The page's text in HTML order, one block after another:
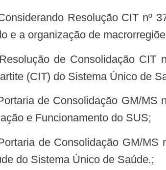
e a organização de
(CIT) do Sistema Único de
e Funcionamento do SUS;
do Sistema Único de Saúde.;